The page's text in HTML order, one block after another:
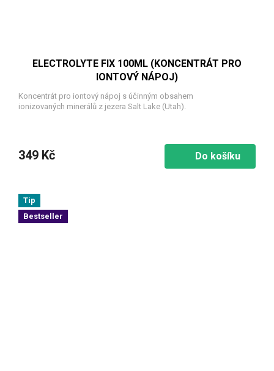
ELECTROLYTE FIX 100ML (KONCENTRÁT PRO
IONTOVÝ NÁPOJ)
Koncentrát pro iontový nápoj s účinným obsahem
ionizovaných minerálů z jezera Salt Lake (Utah).
349 Kč Do košíku
Tip
Bestseller